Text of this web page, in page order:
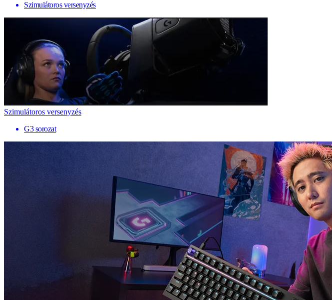
Szimulátoros versenyzés
Szimulátoros versenyzés
G3 sorozat